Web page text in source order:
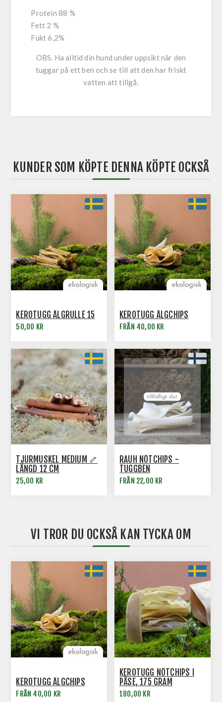
Protein 88 %
Fett 2 %
Fukt 6,2%
OBS. Ha alltid din hund under uppsikt när den
tuggar på ett ben och se till att den har friskt
vatten att tillgå.
KUNDER SOM KÖPTE DENNA KÖPTE OCKSÅ
KEROTUGG ÄLGRULLE 15
50,00 KR
KEROTUGG ÄLGCHIPS
FRÅN 40,00 KR
TJURMUSKEL MEDIUM 🦴
LÄNGD 12 CM
25,00 KR
RAUH NÖTCHIPS -
TUGGBEN
FRÅN 22,00 KR
VI TROR DU OCKSÅ KAN TYCKA OM
KEROTUGG ÄLGCHIPS
FRÅN 40,00 KR
KEROTUGG NÖTCHIPS I
PÅSE, 175 GRAM
180,00 KR